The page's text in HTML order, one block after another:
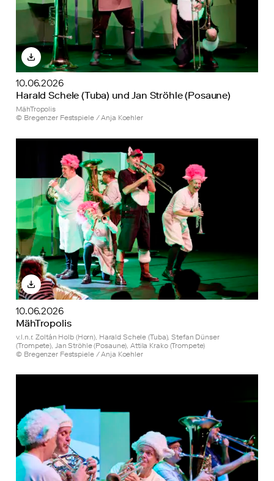
10.06.2026
Harald Schele (Tuba) und Jan Ströhle (Posaune)
MähTropolis
© Bregenzer Festspiele / Anja Koehler
10.06.2026
MähTropolis
v.l.n.r. Zoltán Holb (Horn), Harald Schele (Tuba), Stefan Dünser
(Trompete), Jan Ströhle (Posaune), Attila Krako (Trompete)
© Bregenzer Festspiele / Anja Koehler